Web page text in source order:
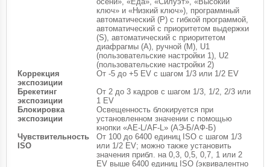
ключ» и «Низкий ключ»), программный
автоматический (P) с гибкой программой,
автоматический с приоритетом выдержки
(S), автоматический с приоритетом
диафрагмы (A), ручной (M), U1
(пользовательские настройки 1), U2
(пользовательские настройки 2)
Коррекция
экспозиции
От -5 до +5 EV с шагом 1/3 или 1/2 EV
Брекетинг
экспозиции
От 2 до 3 кадров с шагом 1/3, 1/2, 2/3 или
1 EV
Блокировка
экспозиции
Освещенность блокируется при
установленном значении с помощью
кнопки «AE-L/AF-L» (АЭ-Б/АФ-Б)
Чувствительность
ISO
От 100 до 6400 единиц ISO с шагом 1/3
или 1/2 EV; можно также установить
значения прибл. на 0,3, 0,5, 0,7, 1 или 2
EV выше 6400 единиц ISO (эквивалентно